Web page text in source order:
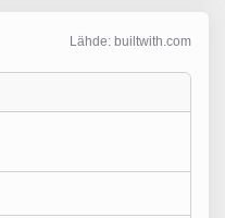
Lähde: builtwith.com